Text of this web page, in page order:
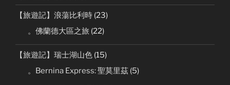
【旅遊記】浪蕩比利時 (23)
。佛蘭德大區之旅 (22)
【旅遊記】瑞士湖山色 (15)
。Bernina Express: 聖莫里茲 (5)